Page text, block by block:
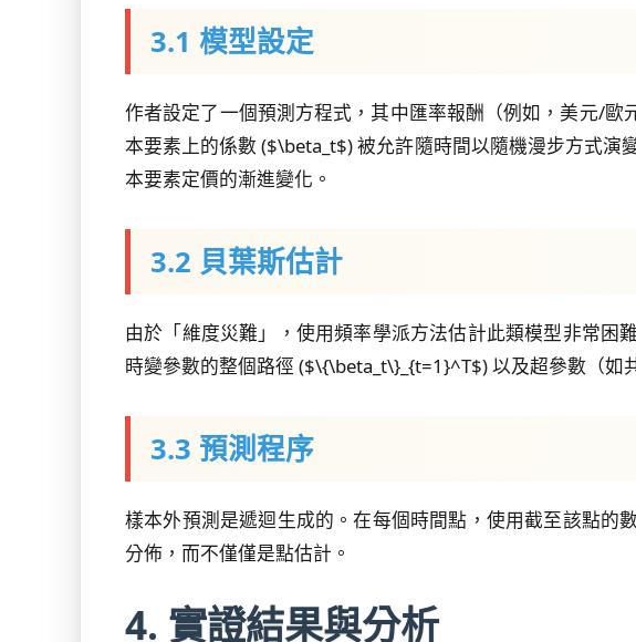
3.1 模型設定
作者設定了一個預測方程式，其中匯率報酬（例如，美元/
本要素上的係數 ($\beta_t$) 被允許隨時間以隨機漫步方式
本要素定價的漸進變化。
3.2 貝葉斯估計
由於「維度災難」，使用頻率學派方法估計此類模型非常
時變參數的整個路徑 ($\{\beta_t\}_{t=1}^T$) 以及超參數（如
3.3 預測程序
樣本外預測是遞迴生成的。在每個時間點，使用截至該點的
分佈，而不僅僅是點估計。
4. 實證結果與分析